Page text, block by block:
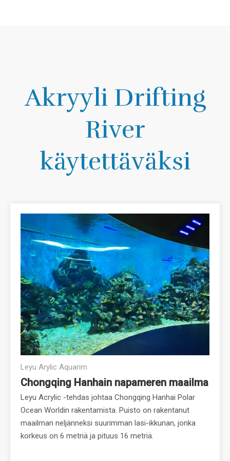
Akryyli Drifting
River
käytettäväksi
Leyu Arylic Aquarim
Chongqing Hanhain napameren maailma
Leyu Acrylic -tehdas johtaa Chongqing Hanhai Polar
Ocean Worldin rakentamista. Puisto on rakentanut
maailman neljänneksi suurimman lasi-ikkunan, jonka
korkeus on 6 metriä ja pituus 16 metriä.